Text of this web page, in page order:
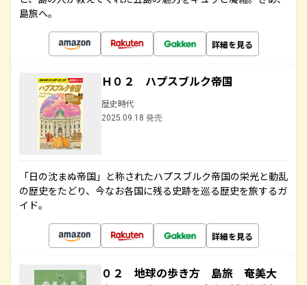
島旅へ。
詳細を見る
Ｈ０２ ハプスブルク帝国
歴史時代
2025.09.18 発売
「日の沈まぬ帝国」と称されたハプスブルク帝国の栄光と動乱
の歴史をたどり、今なお各国に残る史跡を巡る歴史を旅するガ
イド。
詳細を見る
０２ 地球の歩き方 島旅 奄美大